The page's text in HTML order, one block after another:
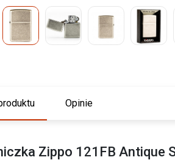
Opinie
Zippo 121FB Antique